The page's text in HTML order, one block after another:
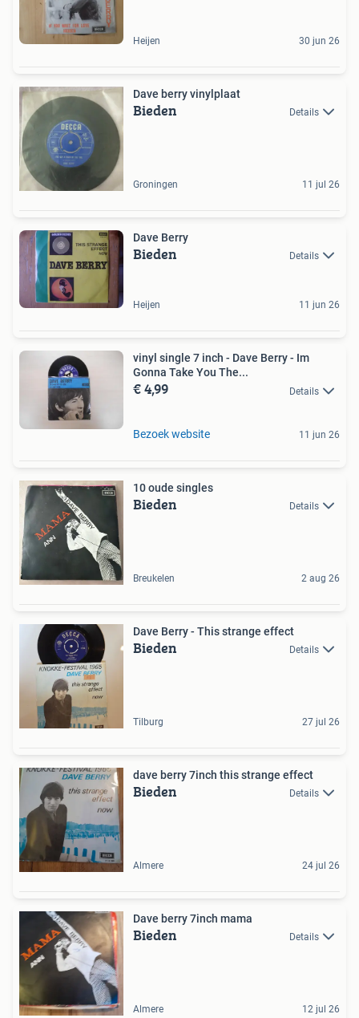
Heijen 30 jun 26
Dave berry vinylplaat
Bieden Details
Groningen 11 jul 26
Dave Berry
Bieden Details
Heijen 11 jun 26
vinyl single 7 inch - Dave Berry - Im
Gonna Take You The...
€ 4,99 Details
Bezoek website 11 jun 26
10 oude singles
Bieden Details
Breukelen 2 aug 26
Dave Berry - This strange effect
Bieden Details
Tilburg 27 jul 26
dave berry 7inch this strange effect
Bieden Details
Almere 24 jul 26
Dave berry 7inch mama
Bieden Details
Almere 12 jul 26